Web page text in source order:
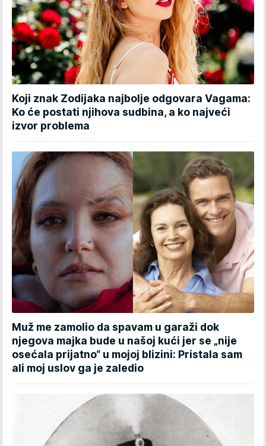
Koji znak Zodijaka najbolje odgovara Vagama:
Ko će postati njihova sudbina, a ko najveći
izvor problema
Muž me zamolio da spavam u garaži dok
njegova majka bude u našoj kući jer se „nije
osećala prijatno“ u mojoj blizini: Pristala sam
ali moj uslov ga je zaledio